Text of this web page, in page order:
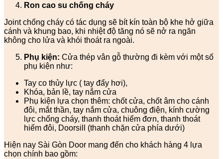
Ron cao su chống cháy
Joint chống cháy có tác dụng sẽ bít kín toàn bộ khe hở giữa
cánh và khung bao, khi nhiệt độ tăng nó sẽ nở ra ngăn
không cho lửa và khói thoát ra ngoài.
Phụ kiện: Cửa thép vân gỗ thường đi kèm với một số
phụ kiện như:
Tay co thủy lực ( tay đẩy hơi),
Khóa, bản lề, tay nắm cửa
Phụ kiện lựa chọn thêm: chốt cửa, chốt âm cho cánh
đôi, mắt thần, tay nắm cửa, chuông điện, kính cường
lực chống cháy, thanh thoát hiểm đơn, thanh thoát
hiểm đôi, Doorsill (thanh chặn cửa phía dưới)
Hiện nay Sài Gòn Door mang đến cho khách hàng 4 lựa
chọn chính bao gồm: